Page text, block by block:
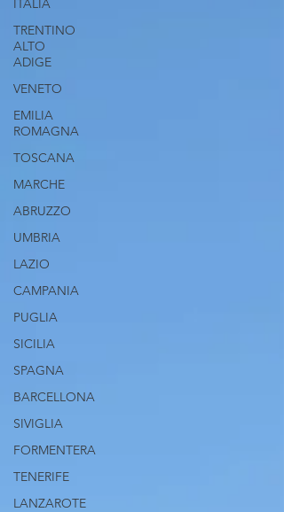
ITALIA
TRENTINO
ALTO
ADIGE
VENETO
EMILIA
ROMAGNA
TOSCANA
MARCHE
ABRUZZO
UMBRIA
LAZIO
CAMPANIA
PUGLIA
SICILIA
SPAGNA
BARCELLONA
SIVIGLIA
FORMENTERA
TENERIFE
LANZAROTE